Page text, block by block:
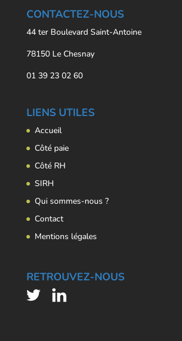
CONTACTEZ-NOUS
44 ter Boulevard Saint-Antoine
78150 Le Chesnay
01 39 23 02 60
LIENS UTILES
Accueil
Côté paie
Côté RH
SIRH
Qui sommes-nous ?
Contact
Mentions légales
RETROUVEZ-NOUS